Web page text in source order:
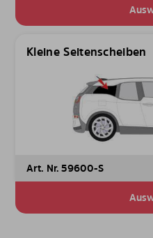
Kleine Seitenscheiben
Art. Nr. 59600-S